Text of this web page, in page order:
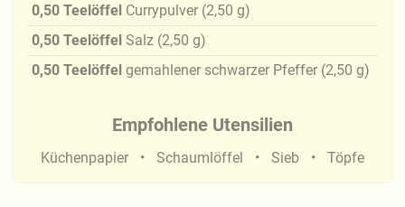
0,50 Teelöffel Currypulver (2,50 g)
0,50 Teelöffel Salz (2,50 g)
0,50 Teelöffel gemahlener schwarzer Pfeffer (2,50 g)
Empfohlene Utensilien
Küchenpapier Schaumlöffel Sieb Töpfe